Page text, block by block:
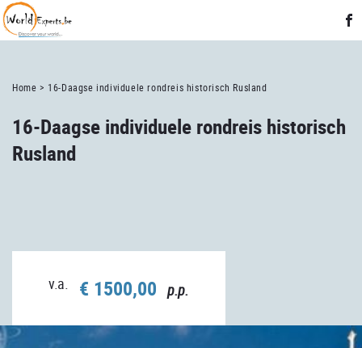
Home > 16-Daagse individuele rondreis historisch Rusland
16-Daagse individuele rondreis historisch
Rusland
v.a. € 1500,00 p.p.